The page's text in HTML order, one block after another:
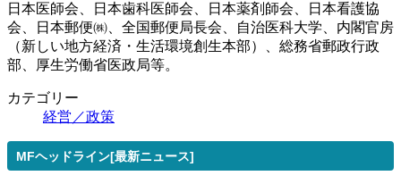
日本医師会、日本歯科医師会、日本薬剤師会、日本看護協
会、日本郵便㈱、全国郵便局長会、自治医科大学、内閣官房
（新しい地方経済・生活環境創生本部）、総務省郵政行政
部、厚生労働省医政局等。
カテゴリー
経営／政策
MFヘッドライン[最新ニュース]